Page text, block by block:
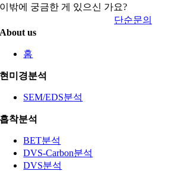
이밖에 궁금한 게 있으신 가요?
단순문의
About us
홈
현미경분석
SEM/EDS분석
흡착분석
BET분석
DVS-Carbon분석
DVS분석